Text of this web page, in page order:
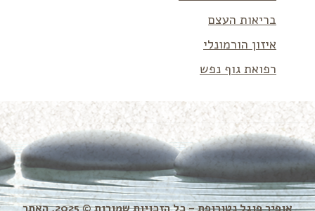
בריאות העצם
איזון הורמונלי
רפואת גוף נפש